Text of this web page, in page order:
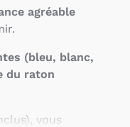
agréable
(bleu, blanc,
du raton
vous